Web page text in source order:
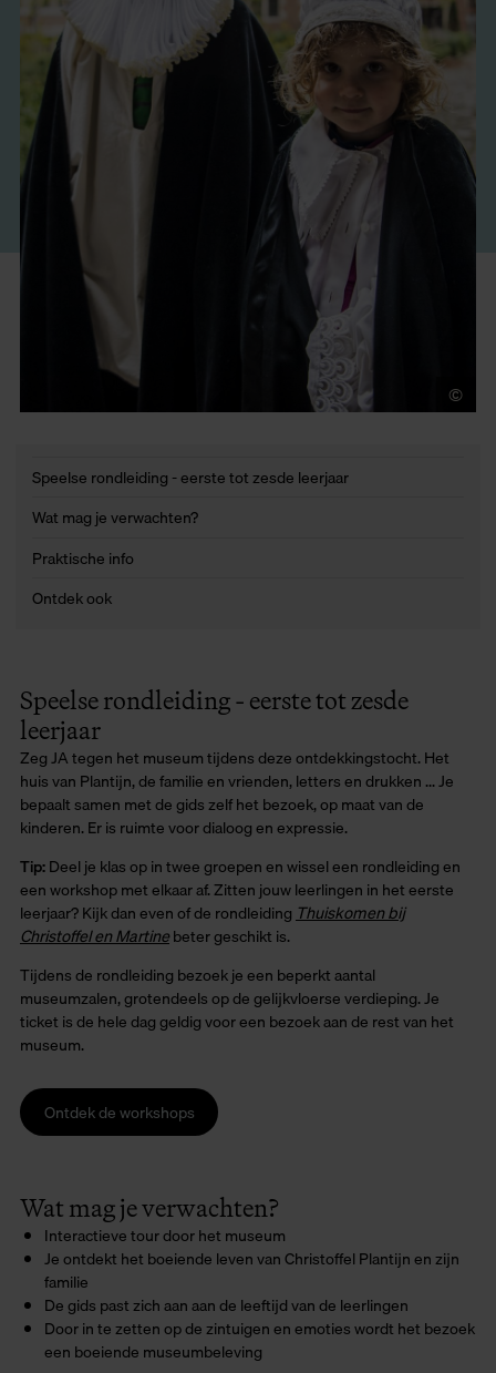
©
Speelse rondleiding - eerste tot zesde
leerjaar
Zeg JA tegen het museum tijdens deze ontdekkingstocht. Het
huis van Plantijn, de familie en vrienden, letters en drukken ... Je
bepaalt samen met de gids zelf het bezoek, op maat van de
kinderen. Er is ruimte voor dialoog en expressie.
Tip:Deel je klas op in twee groepen en wissel een rondleiding en
een workshop met elkaar af. Zitten jouw leerlingen in het eerste
leerjaar? Kijk dan even of de rondleiding Thuiskomen bij
Christoffel en Martinebeter geschikt is.
Tijdens de rondleiding bezoek je een beperkt aantal
museumzalen, grotendeels op de gelijkvloerse verdieping. Je
ticket is de hele dag geldig voor een bezoek aan de rest van het
museum.
Ontdek de workshops
Wat mag je verwachten?
Interactieve tour door het museum
Je ontdekt het boeiende leven van Christoffel Plantijn en zijn
familie
De gids past zich aan aan de leeftijd van de leerlingen
Door in te zetten op de zintuigen en emoties wordt het bezoek
een boeiende museumbeleving
Speelse rondleiding - eerste tot zesde leerjaar
Wat mag je verwachten?
Praktische info
Ontdek ook